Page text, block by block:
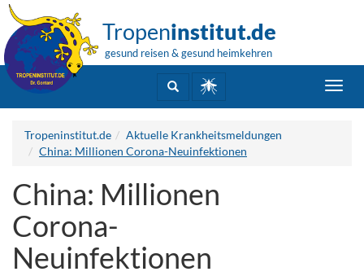
Tropeninstitut.de
gesund reisen & gesund heimkehren
Tropeninstitut.de
Aktuelle Krankheitsmeldungen
China: Millionen Corona-Neuinfektionen
China: Millionen
Corona-
Neuinfektionen